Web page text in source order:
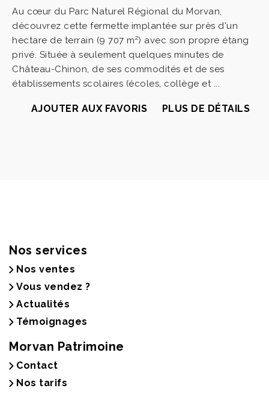
Au cœur du Parc Naturel Régional du Morvan,
découvrez cette fermette implantée sur près d'un
hectare de terrain (9 707 m²) avec son propre étang
privé. Située à seulement quelques minutes de
Château-Chinon, de ses commodités et de ses
établissements scolaires (écoles, collège et ...
AJOUTER AUX FAVORIS PLUS DE DÉTAILS
Nos services
Nos ventes
Vous vendez ?
Actualités
Témoignages
Morvan Patrimoine
Contact
Nos tarifs